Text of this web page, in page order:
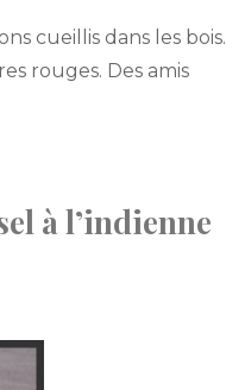
cueillis dans les bois.
rouges. Des amis
à l’indienne